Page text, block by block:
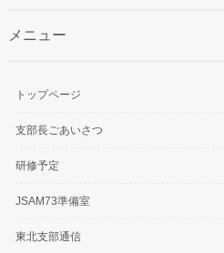
メニュー
トップページ
支部長ごあいさつ
研修予定
JSAM73準備室
東北支部通信